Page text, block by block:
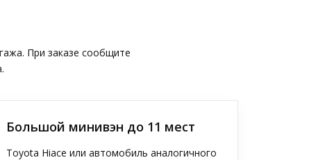
При заказе сообщите
Большой минивэн до 11 мест
Toyota Hiace или автомобиль аналогичного